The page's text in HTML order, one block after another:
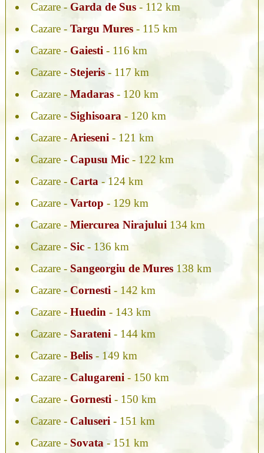
Cazare - Garda de Sus- 112 km
Cazare - Targu Mures- 115 km
Cazare - Gaiesti - 116 km
Cazare - Stejeris- 117 km
Cazare - Madaras- 120 km
Cazare - Sighisoara - 120 km
Cazare - Arieseni - 121 km
Cazare - Capusu Mic- 122 km
Cazare - Carta - 124 km
Cazare - Vartop - 129 km
Cazare - Miercurea Nirajului 134 km
Cazare - Sic- 136 km
Cazare - Sangeorgiu de Mures138 km
Cazare - Cornesti - 142 km
Cazare - Huedin - 143 km
Cazare - Sarateni - 144 km
Cazare - Belis- 149 km
Cazare - Calugareni - 150 km
Cazare - Gornesti - 150 km
Cazare - Caluseri - 151 km
Cazare - Sovata - 151 km